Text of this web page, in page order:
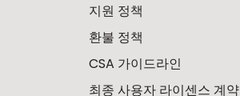
지원 정책
환불 정책
CSA 가이드라인
최종 사용자 라이센스 계약